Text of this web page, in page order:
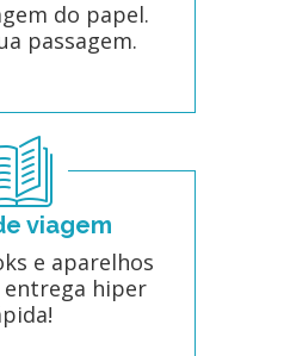
do papel.
passagem.
viagem
e aparelhos
entrega hiper